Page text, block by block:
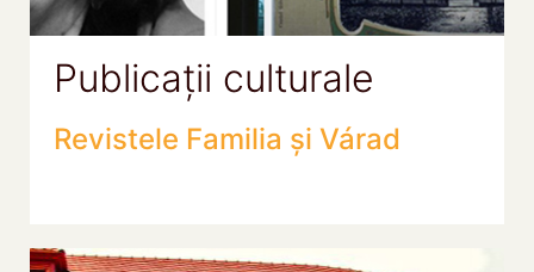
Publicații culturale
Revistele Familia și Várad